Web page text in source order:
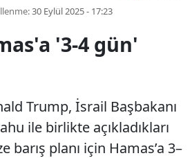
30 Eylül 2025 - 17:23
'3-4 gün'
Trump, İsrail Başbakanı
ile birlikte açıkladıkları
barış planı için Hamas’a 3–